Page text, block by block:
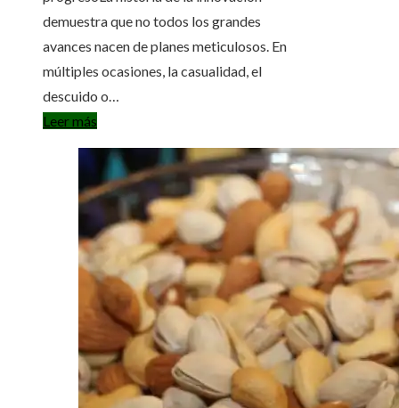
demuestra que no todos los grandes
avances nacen de planes meticulosos. En
múltiples ocasiones, la casualidad, el
descuido o…
Leer más